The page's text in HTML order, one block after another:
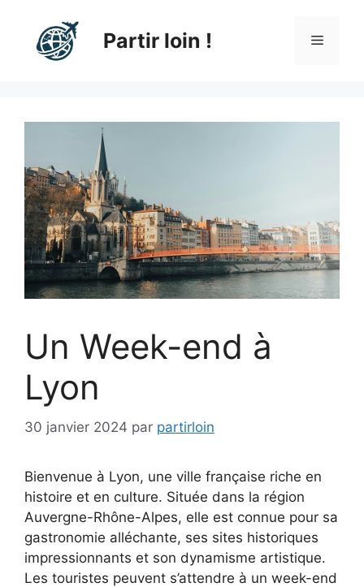
contenu
Partir loin ! Menu
Un Week-end à
Lyon
30 janvier 2024 par partirloin
Bienvenue à Lyon, une ville française riche en
histoire et en culture. Située dans la région
Auvergne-Rhône-Alpes, elle est connue pour sa
gastronomie alléchante, ses sites historiques
impressionnants et son dynamisme artistique.
Les touristes peuvent s’attendre à un week-end